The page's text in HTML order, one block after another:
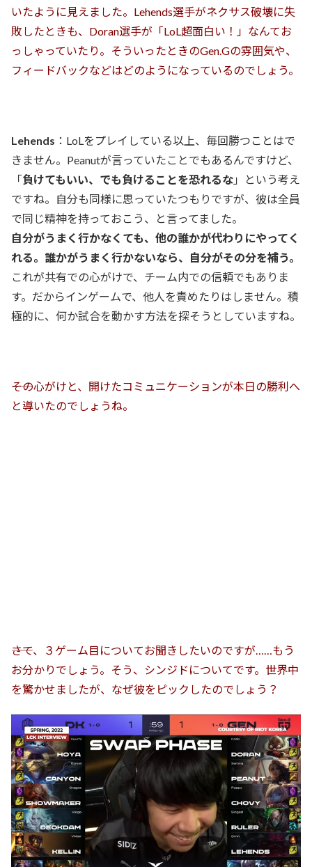
いたように見えました。Lehends選手がネクサス破壊に失
敗したときも、Doran選手が「LoL超面白い！」なんてお
っしゃっていたり。そういったときのGen.Gの雰囲気や、
フィードバックなどはどのようになっているのでしょう。
Lehends ：LoLをプレイしている以上、毎回勝つことはで
きません。Peanutが言っていたことでもあるんですけど、
「負けてもいい、でも負けることを恐れるな 」という考え
ですね。自分も同様に思っていたつもりですが、彼は全員
で同じ精神を持っておこう、と言ってました。
自分がうまく行かなくても、他の誰かが代わりにやってく
れる。誰かがうまく行かないなら、自分がその分を補う。
これが共有での心がけで、チーム内での信頼でもありま
す。だからインゲームで、他人を責めたりはしません。積
極的に、何か試合を動かす方法を探そうとしていますね。
――その心がけと、開けたコミュニケーションが本日の勝利へ
と導いたのでしょうね。
――さて、３ゲーム目についてお聞きしたいのですが……もう
お分かりでしょう。そう、シンジドについてです。世界中
を驚かせましたが、なぜ彼をピックしたのでしょう？